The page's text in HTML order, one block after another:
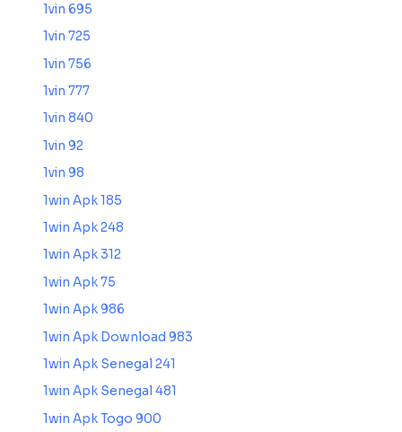
1vin 695
1vin 725
1vin 756
1vin 777
1vin 840
1vin 92
1vin 98
1win Apk 185
1win Apk 248
1win Apk 312
1win Apk 75
1win Apk 986
1win Apk Download 983
1win Apk Senegal 241
1win Apk Senegal 481
1win Apk Togo 900